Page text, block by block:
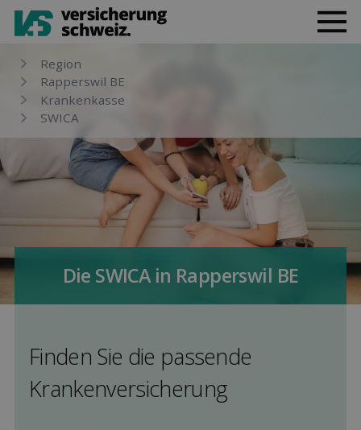
Region
Rapperswil BE
Kranken­kasse
SWICA
Die SWICA in Rapperswil BE
Finden Sie die pas­sende
Kranken­versicherung